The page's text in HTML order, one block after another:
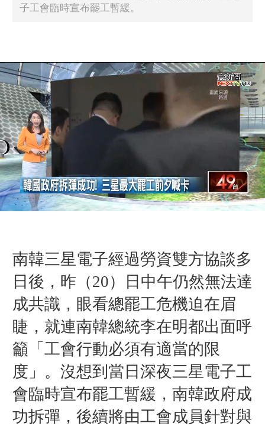
子工會臨時宣布罷工暫緩。
南韓三星電子經過勞資雙方協談多
日後，昨（20）日中午仍然無法達
成共識，眼看總罷工危機迫在眉
睫，就連南韓總統李在明都出面呼
籲「工會行動必須有適當的限
度」。沒想到當日深夜三星電子工
會臨時宣布罷工暫緩，南韓政府成
功拆彈，後續將由工會成員針對與